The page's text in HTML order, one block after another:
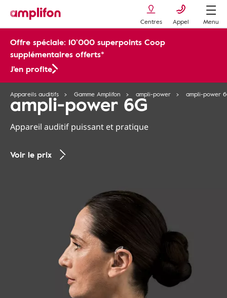
Centres Appel Menu
Offre spéciale: 10’000 superpoints Coop
supplémentaires offerts*
J'en profite
Appareils auditifs Gamme Amplifon ampli-power ampli-power
ampli-power 6G
Appareil auditif puissant et pratique
Voir le prix